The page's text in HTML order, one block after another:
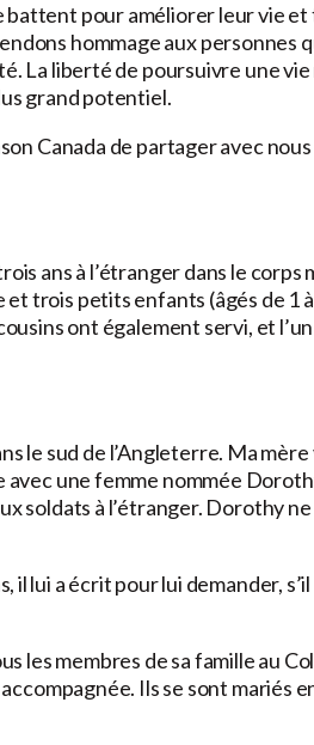
battent pour améliorer leur vie
hommage aux personnes
La liberté de poursuivre une
grand potentiel.
Canada de partager avec
ans à l’étranger dans le corps
trois petits enfants (âgés de 1
ont également servi, et
le sud de l’Angleterre. Ma
une femme nommée
soldats à l’étranger. Dorothy
il lui a écrit pour lui demander,
les membres de sa famille au
Ils se sont mariés